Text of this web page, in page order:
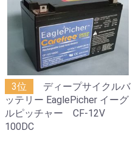
3位
ディープサイクルバ
ッテリー EaglePicher イーグ
ルピッチャー CF-12V
100DC